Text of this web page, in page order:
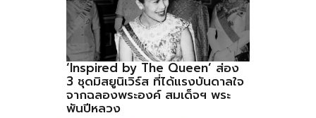
‘Inspired by The Queen’ ส่อง
3 ชุดมิสยูนิเวิร์ส ที่ได้แรงบันดาลใจ
จากฉลองพระองค์ สมเด็จฯ พระ
พันปีหลวง